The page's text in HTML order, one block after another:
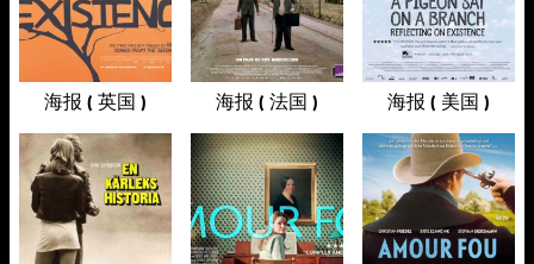
海报 ( 英国 ) 海报 ( 法国 ) 海报 ( 美国 )